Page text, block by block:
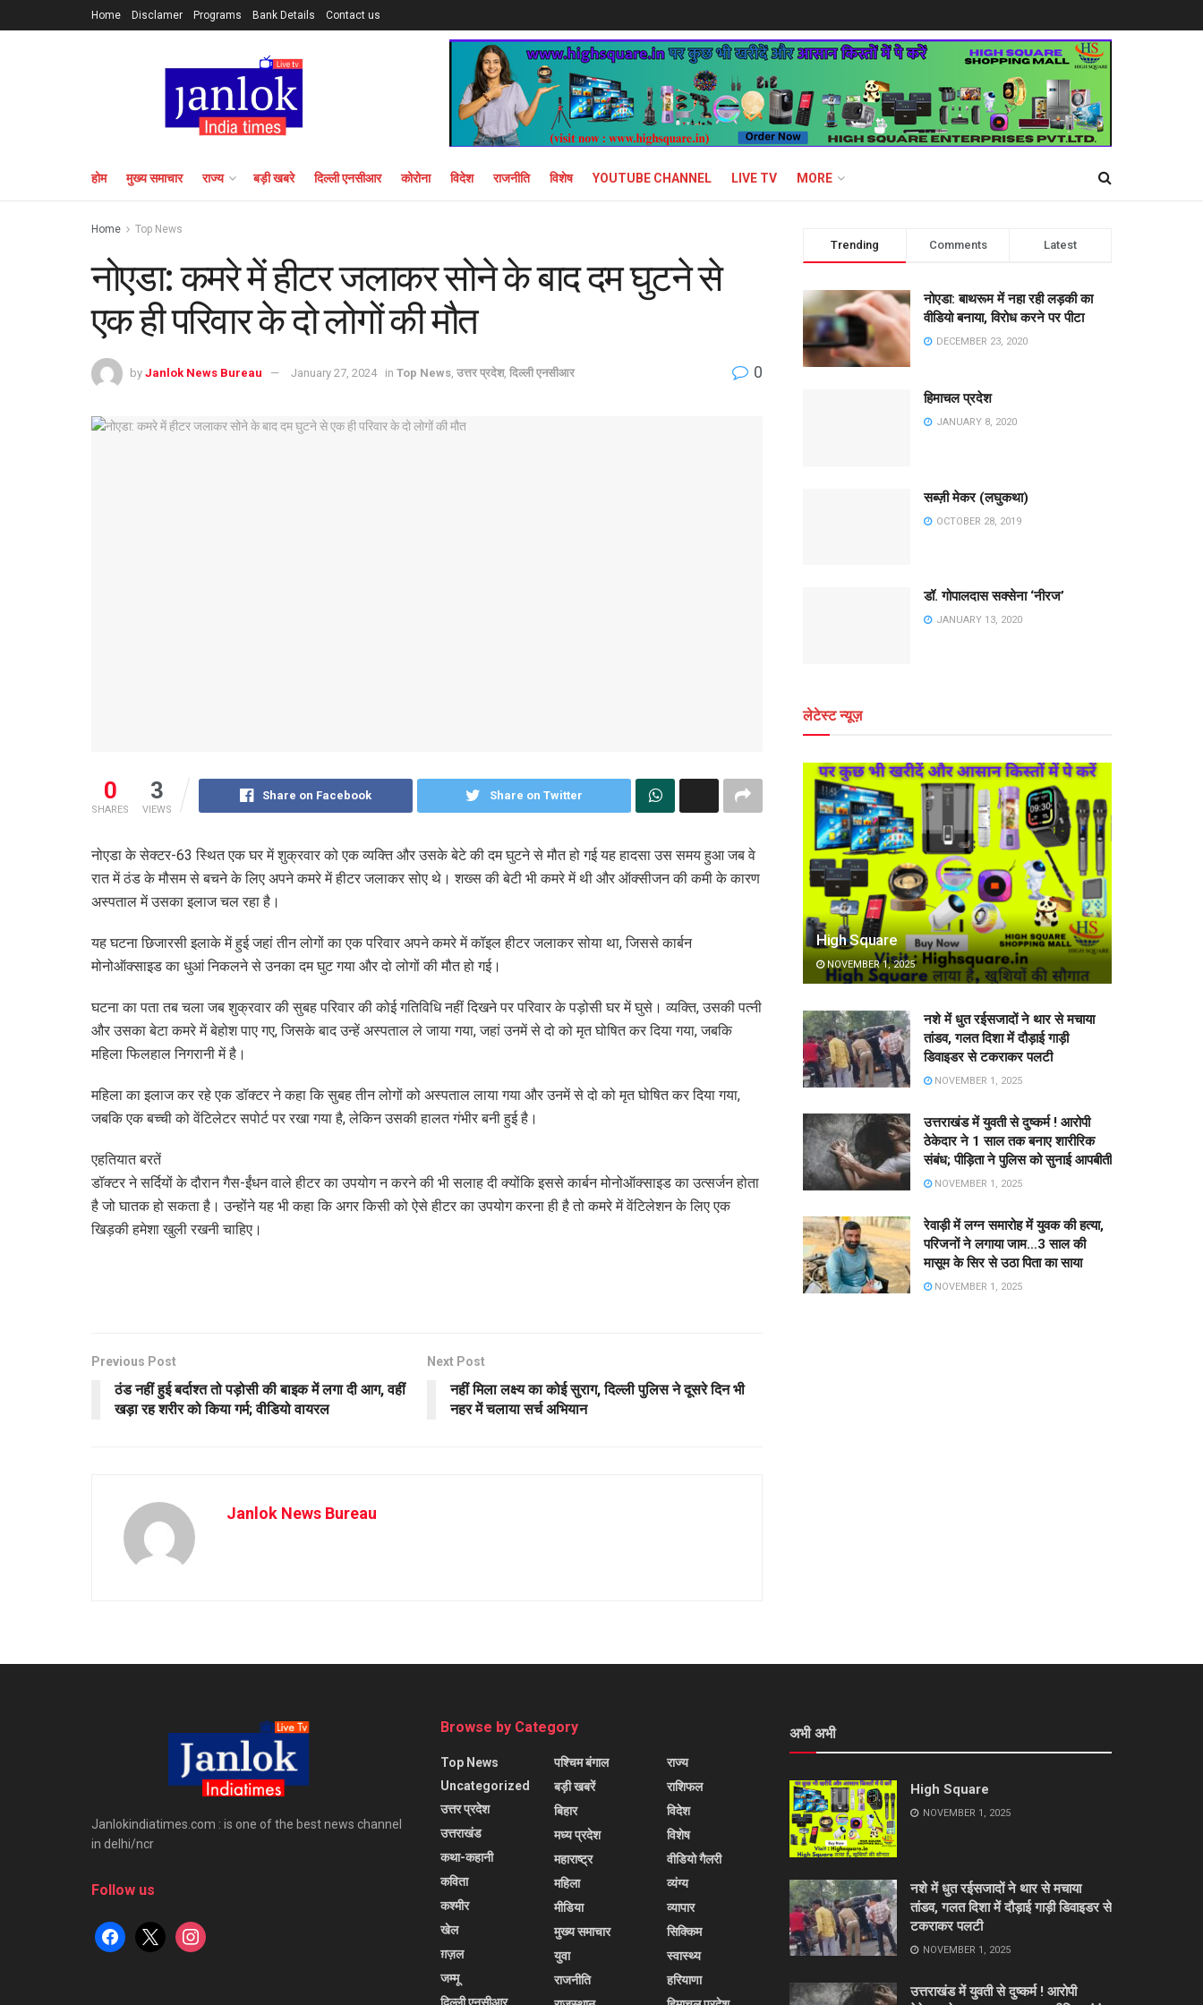
Home Disclamer Programs Bank Details Contact us
होम मुख्य समाचार राज्य बड़ी खबरे दिल्ली एनसीआर कोरोना विदेश राजनीति विशेष YOUTUBE CHANNEL LIVE TV MORE
Home Top News
नोएडा: कमरे में हीटर जलाकर सोने के बाद दम घुटने से
एक ही परिवार के दो लोगों की मौत
by Janlok News Bureau January 27, 2024 in Top News उत्तर प्रदेश, दिल्ली एनसीआर 0
0
SHARES
3
VIEWS
Share on Facebook Share on Twitter
नोएडा के सेक्टर-63 स्थित एक घर में शुक्रवार को एक व्यक्ति और उसके बेटे की दम घुटने से मौत हो गई यह हादसा उस समय हुआ जब वे
रात में ठंड के मौसम से बचने के लिए अपने कमरे में हीटर जलाकर सोए थे। शख्स की बेटी भी कमरे में थी और ऑक्सीजन की कमी के कारण
अस्पताल में उसका इलाज चल रहा है।
यह घटना छिजारसी इलाके में हुई जहां तीन लोगों का एक परिवार अपने कमरे में कॉइल हीटर जलाकर सोया था, जिससे कार्बन
मोनोऑक्साइड का धुआं निकलने से उनका दम घुट गया और दो लोगों की मौत हो गई।
घटना का पता तब चला जब शुक्रवार की सुबह परिवार की कोई गतिविधि नहीं दिखने पर परिवार के पड़ोसी घर में घुसे। व्यक्ति, उसकी पत्नी
और उसका बेटा कमरे में बेहोश पाए गए, जिसके बाद उन्हें अस्पताल ले जाया गया, जहां उनमें से दो को मृत घोषित कर दिया गया, जबकि
महिला फिलहाल निगरानी में है।
महिला का इलाज कर रहे एक डॉक्टर ने कहा कि सुबह तीन लोगों को अस्पताल लाया गया और उनमें से दो को मृत घोषित कर दिया गया,
जबकि एक बच्ची को वेंटिलेटर सपोर्ट पर रखा गया है, लेकिन उसकी हालत गंभीर बनी हुई है।
एहतियात बरतें
डॉक्टर ने सर्दियों के दौरान गैस-ईंधन वाले हीटर का उपयोग न करने की भी सलाह दी क्योंकि इससे कार्बन मोनोऑक्साइड का उत्सर्जन होता
है जो घातक हो सकता है। उन्होंने यह भी कहा कि अगर किसी को ऐसे हीटर का उपयोग करना ही है तो कमरे में वेंटिलेशन के लिए एक
खिड़की हमेशा खुली रखनी चाहिए।
Previous Post
ठंड नहीं हुई बर्दाश्त तो पड़ोसी की बाइक में लगा दी आग, वहीं
खड़ा रह शरीर को किया गर्म; वीडियो वायरल
Next Post
नहीं मिला लक्ष्य का कोई सुराग, दिल्ली पुलिस ने दूसरे दिन भी
नहर में चलाया सर्च अभियान
Janlok News Bureau
Trending Comments Latest
नोएडा: बाथरूम में नहा रही लड़की का
वीडियो बनाया, विरोध करने पर पीटा
DECEMBER 23, 2020
हिमाचल प्रदेश
JANUARY 8, 2020
सब्ज़ी मेकर (लघुकथा)
OCTOBER 28, 2019
डॉ. गोपालदास सक्सेना ‘नीरज’
JANUARY 13, 2020
लेटेस्ट न्यूज़
High Square
NOVEMBER 1, 2025
नशे में धुत रईसजादों ने थार से मचाया
तांडव, गलत दिशा में दौड़ाई गाड़ी
डिवाइडर से टकराकर पलटी
NOVEMBER 1, 2025
उत्तराखंड में युवती से दुष्कर्म ! आरोपी
ठेकेदार ने 1 साल तक बनाए शारीरिक
संबंध; पीड़िता ने पुलिस को सुनाई आपबीती
NOVEMBER 1, 2025
रेवाड़ी में लग्न समारोह में युवक की हत्या,
परिजनों ने लगाया जाम…3 साल की
मासूम के सिर से उठा पिता का साया
NOVEMBER 1, 2025
Janlokindiatimes.com : is one of the best news channel
in delhi/ncr
Follow us
facebook
x instagram
Browse by Category
Top News
Uncategorized
उत्तर प्रदेश
उत्तराखंड
कथा-कहानी
कविता
कश्मीर
खेल
ग़ज़ल
जम्मू
दिल्ली एनसीआर
पश्चिम बंगाल
बड़ी खबरें
बिहार
मध्य प्रदेश
महाराष्ट्र
महिला
मीडिया
मुख्य समाचार
युवा
राजनीति
राज्य
राशिफल
विदेश
विशेष
वीडियो गैलरी
व्यंग्य
व्यापार
सिक्किम
स्वास्थ्य
हरियाणा
अभी अभी
High Square
NOVEMBER 1, 2025
नशे में धुत रईसजादों ने थार से मचाया
तांडव, गलत दिशा में दौड़ाई गाड़ी डिवाइडर से
टकराकर पलटी
NOVEMBER 1, 2025
उत्तराखंड में युवती से दुष्कर्म ! आरोपी